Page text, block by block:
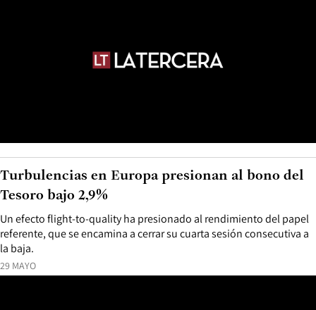
29 MAYO
Un efecto flight-to-quality ha presionado al rendimiento del papel
referente, que se encamina a cerrar su cuarta sesión consecutiva a
la baja.
Turbulencias en Europa presionan al bono del
Tesoro bajo 2,9%